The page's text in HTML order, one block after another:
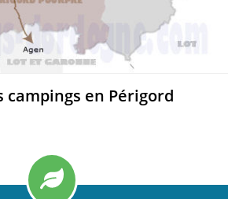
campings en Périgord